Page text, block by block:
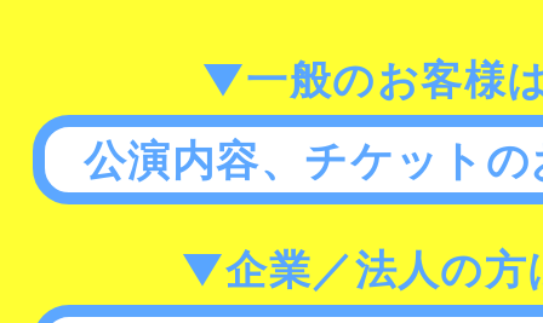
▼一般のお客様
公演内容、チケット
▼企業／法人の方